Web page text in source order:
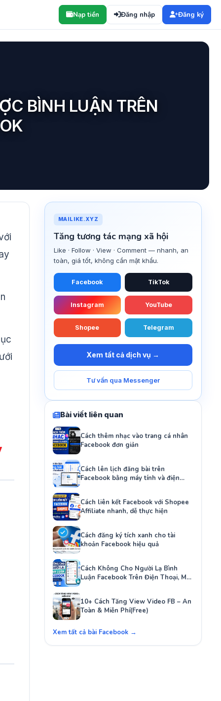
Nạp tiền Đăng nhập Đăng ký
BÌNH LUẬN TRÊN
MAILIKE.XYZ
Tăng tương tác mạng xã hội
Like · Follow · View · Comment — nhanh, an
toàn, giá tốt, không cần mật khẩu.
Facebook TikTok
Instagram YouTube
Shopee Telegram
Xem tất cả dịch vụ →
Tư vấn qua Messenger
Bài viết liên quan
Cách thêm nhạc vào trang cá nhân
Facebook đơn giản
Cách lên lịch đăng bài trên
Facebook bằng máy tính và điện
thoại
Cách liên kết Facebook với Shopee
Affiliate nhanh, dễ thực hiện
Cách đăng ký tích xanh cho tài
khoản Facebook hiệu quả
Cách Không Cho Người Lạ Bình
Luận Facebook Trên Điện Thoại, Máy
Tính
10+ Cách Tăng View Video FB – An
Toàn & Miễn Phí(Free)
Xem tất cả bài Facebook →